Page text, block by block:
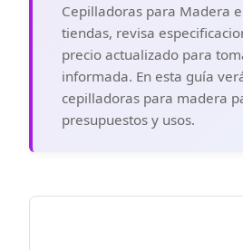
Cepilladoras para Madera
tiendas, revisa
precio actualizado para
informada. En esta guía
cepilladoras para madera
presupuestos y usos.